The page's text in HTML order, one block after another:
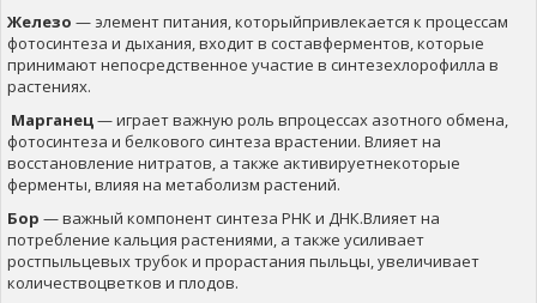
Железо — элемент питания, которыйпривлекается к процессам
фотосинтеза и дыхания, входит в составферментов, которые
принимают непосредственное участие в синтезехлорофилла в
растениях.
Марганец— играет важную роль впроцессах азотного обмена,
фотосинтеза и белкового синтеза врастении. Влияет на
восстановление нитратов, а также активируетнекоторые
ферменты, влияя на метаболизм растений.
Бор — важный компонент синтеза РНК и ДНК.Влияет на
потребление кальция растениями, а также усиливает
ростпыльцевых трубок и прорастания пыльцы, увеличивает
количествоцветков и плодов.